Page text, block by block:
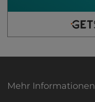
Mehr Informationen